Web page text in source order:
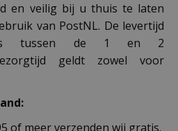
en veilig bij u thuis te laten
van PostNL. De levertijd
tussen de 1 en 2
geldt zowel voor
of meer verzenden wij gratis.